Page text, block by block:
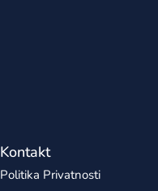
Kontakt
Politika Privatnosti